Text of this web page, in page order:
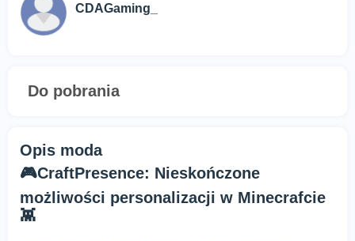
CDAGaming_
Do pobrania
Opis moda
🎮CraftPresence: Nieskończone
możliwości personalizacji w Minecrafcie
👾